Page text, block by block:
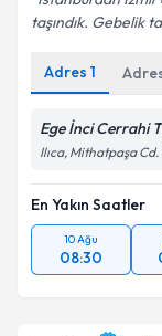
taşındık. Gebelik
Adres 1
Ege İnci Cerrahi
Ilıca, Mithatpaşa
En Yakın Saatler
10 Ağu
08:30